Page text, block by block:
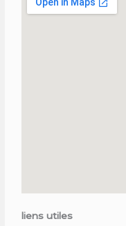
liens utiles